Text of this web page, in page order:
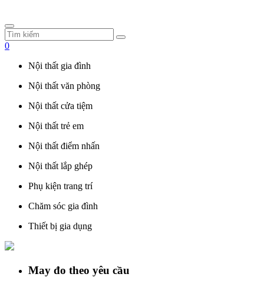
0
Nội thất gia đình
Nội thất văn phòng
Nội thất cửa tiệm
Nội thất trẻ em
Nội thất điểm nhấn
Nội thất lắp ghép
Phụ kiện trang trí
Chăm sóc gia đình
Thiết bị gia dụng
May đo theo yêu cầu